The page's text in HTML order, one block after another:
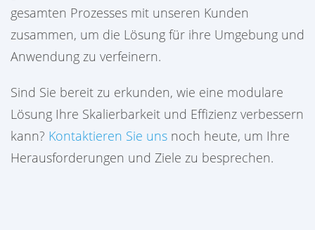
gesamten Prozesses mit unseren Kunden
zusammen, um die Lösung für ihre Umgebung und
Anwendung zu verfeinern.
Sind Sie bereit zu erkunden, wie eine modulare
Lösung Ihre Skalierbarkeit und Effizienz verbessern
kann? Kontaktieren Sie uns noch heute, um Ihre
Herausforderungen und Ziele zu besprechen.